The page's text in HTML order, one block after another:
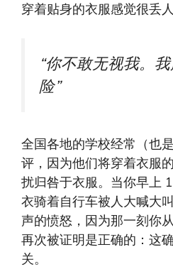
穿着贴身的衣服感觉很丢人
“你不敢无视我。
险”
全国各地的学校经常（也
评，因为他们将穿着衣服
扰归咎于衣服。当你早上
衣骑着自行车被人大喊大
声的愤怒，因为那一刻你
再次被证明是正确的：这
关。